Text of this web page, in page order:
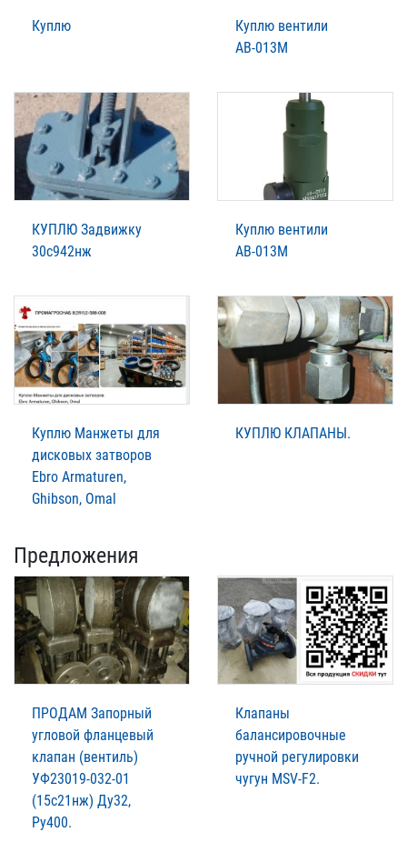
Куплю
Куплю вентили
АВ-013М
КУПЛЮ Задвижку
30с942нж
Куплю вентили
АВ-013М
Куплю Манжеты для
дисковых затворов
Ebro Armaturen,
Ghibson, Omal
КУПЛЮ КЛАПАНЫ.
Предложения
ПРОДАМ Запорный
угловой фланцевый
клапан (вентиль)
УФ23019-032-01
(15с21нж) Ду32,
Ру400.
Клапаны
балансировочные
ручной регулировки
чугун MSV-F2.